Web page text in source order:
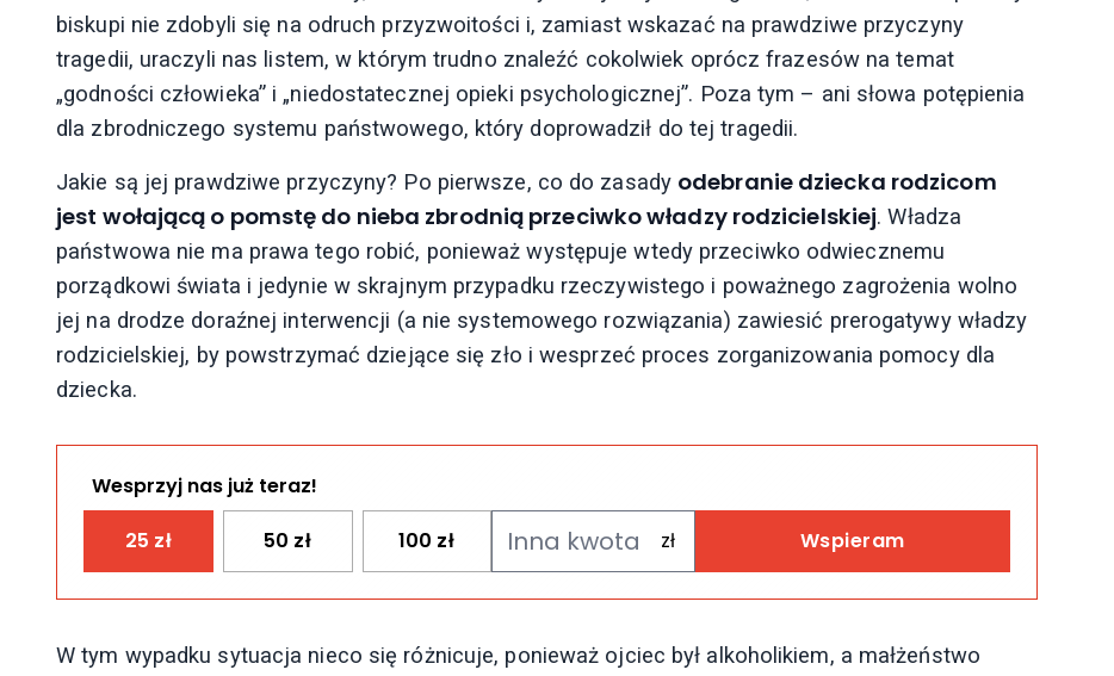
biskupi nie zdobyli się na odruch przyzwoitości i, zamiast wskazać na prawdziwe przyczyny
tragedii, uraczyli nas listem, w którym trudno znaleźć cokolwiek oprócz frazesów na temat
„godności człowieka” i „niedostatecznej opieki psychologicznej”. Poza tym – ani słowa potępienia
dla zbrodniczego systemu państwowego, który doprowadził do tej tragedii.
Jakie są jej prawdziwe przyczyny? Po pierwsze, co do zasady odebranie dziecka rodzicom
jest wołającą o pomstę do nieba zbrodnią przeciwko władzy rodzicielskiej. Władza
państwowa nie ma prawa tego robić, ponieważ występuje wtedy przeciwko odwiecznemu
porządkowi świata i jedynie w skrajnym przypadku rzeczywistego i poważnego zagrożenia wolno
jej na drodze doraźnej interwencji (a nie systemowego rozwiązania) zawiesić prerogatywy władzy
rodzicielskiej, by powstrzymać dziejące się zło i wesprzeć proces zorganizowania pomocy dla
dziecka.
Wesprzyj nas już teraz!
25 zł 50 zł 100 zł Wspieram
W tym wypadku sytuacja nieco się różnicuje, ponieważ ojciec był alkoholikiem, a małżeństwo